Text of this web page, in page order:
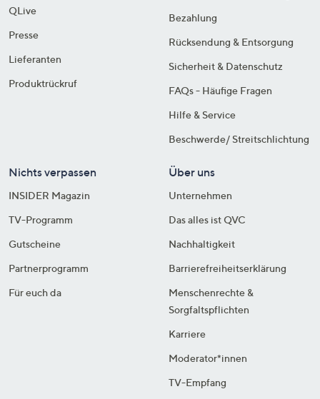
QLive
Presse
Lieferanten
Produktrückruf
Bezahlung
Rücksendung & Entsorgung
Sicherheit & Datenschutz
FAQs - Häufige Fragen
Hilfe & Service
Beschwerde/ Streitschlichtung
Nichts verpassen
INSIDER Magazin
TV-Programm
Gutscheine
Partnerprogramm
Für euch da
Über uns
Unternehmen
Das alles ist QVC
Nachhaltigkeit
Barrierefreiheitserklärung
Menschenrechte &
Sorgfaltspflichten
Karriere
Moderator*innen
TV-Empfang